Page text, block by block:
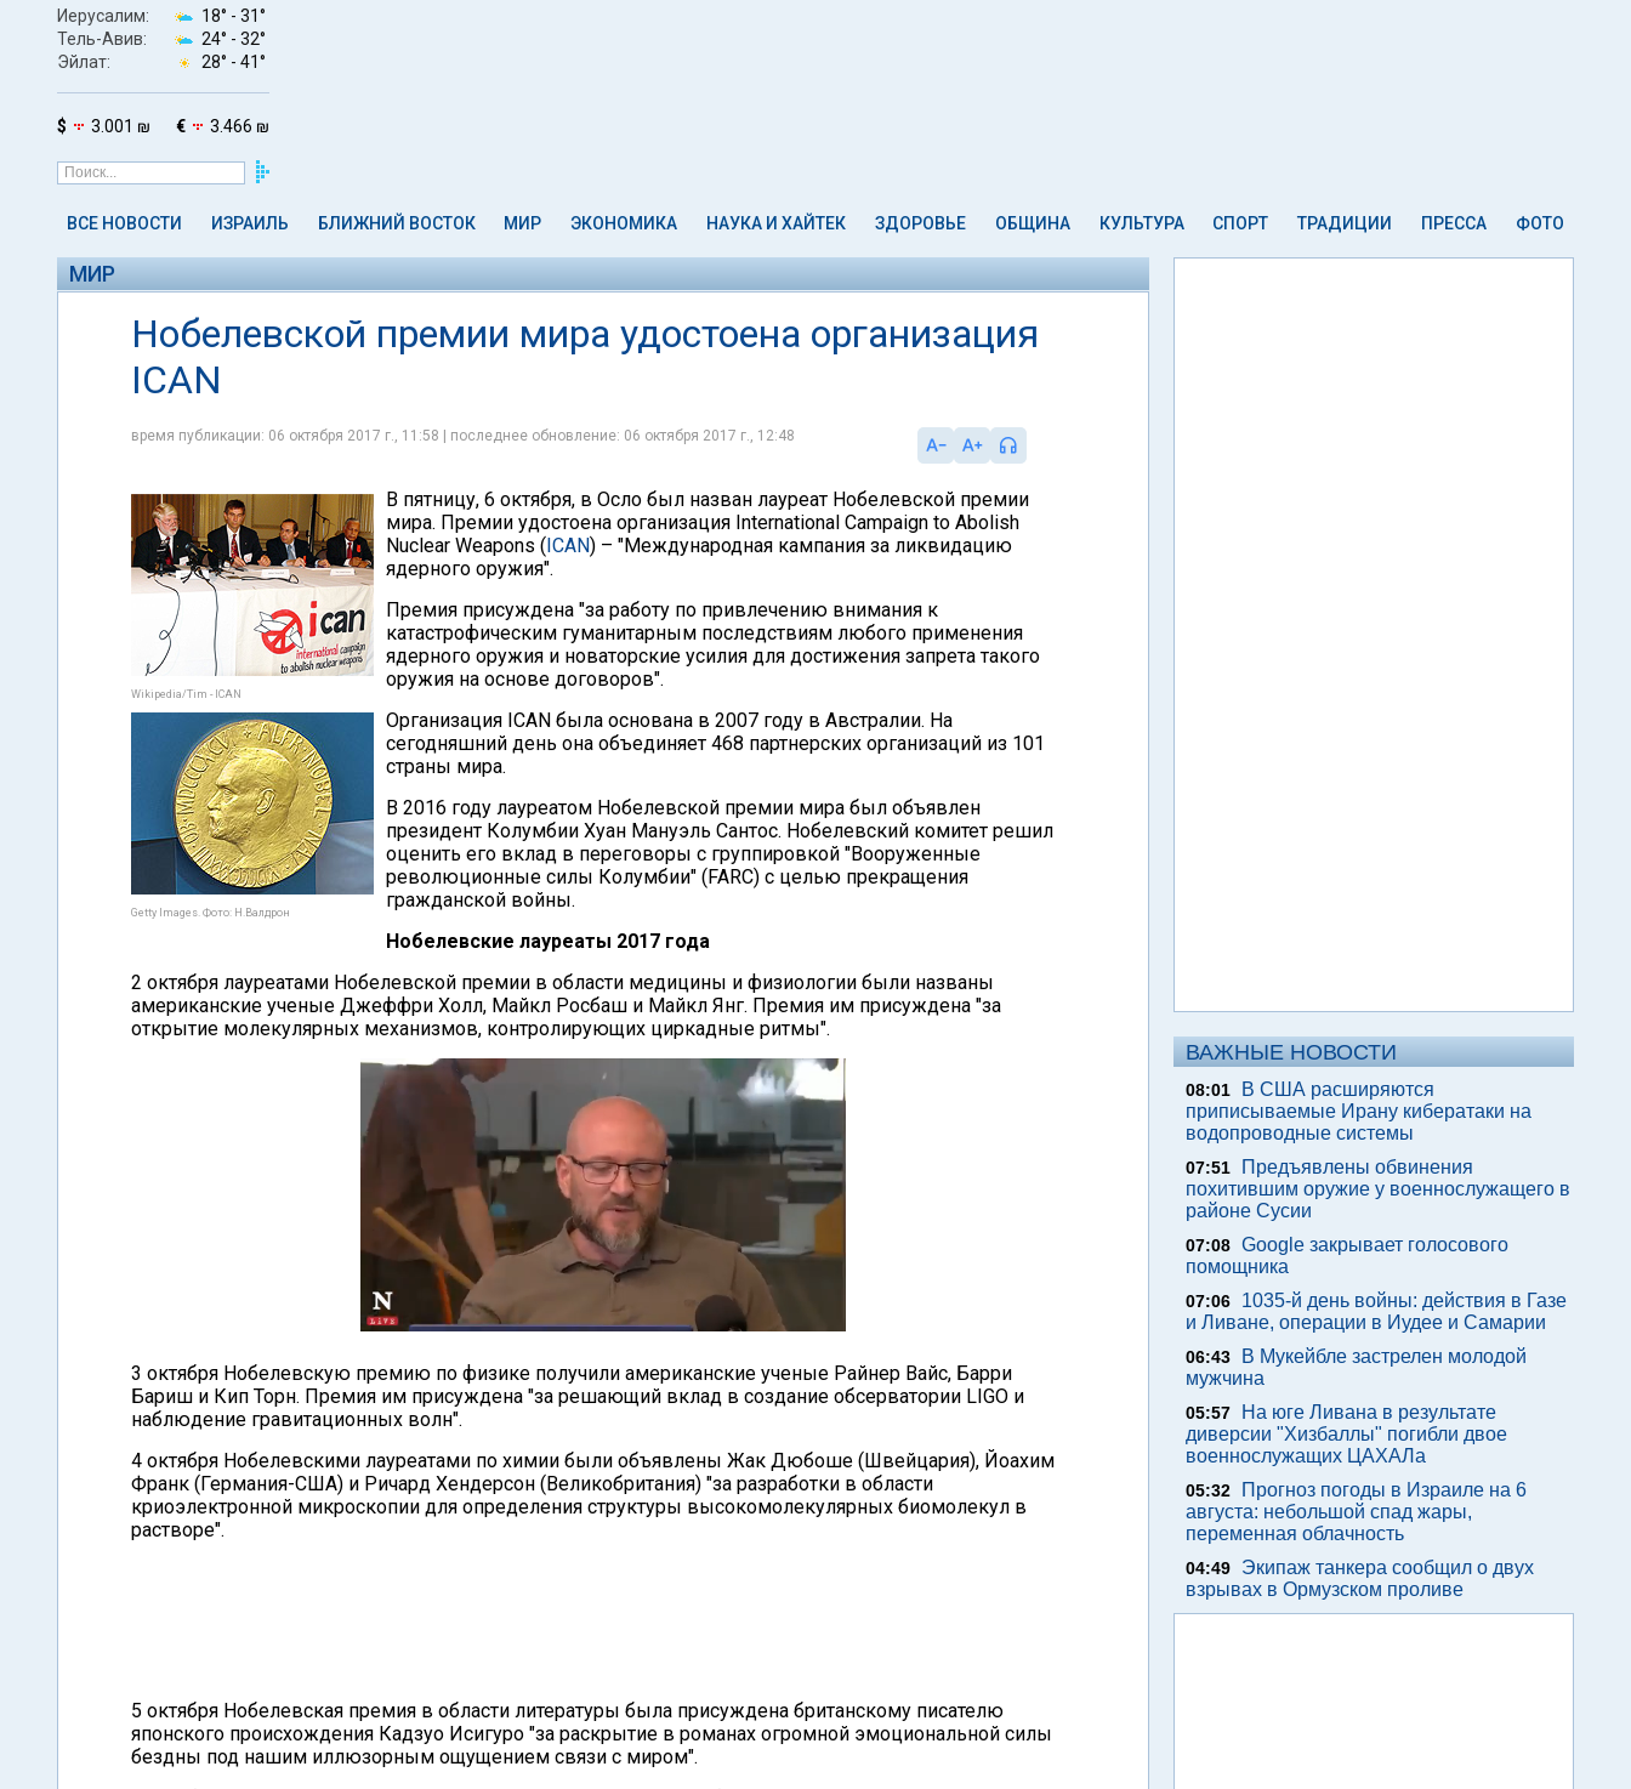
Иерусалим: 18° - 31°
Тель-Авив:
24° - 32°
Эйлат:
28° - 41°
$ 3.001 ₪ € 3.466 ₪
ВСЕ НОВОСТИ ИЗРАИЛЬ БЛИЖНИЙ ВОСТОК МИР ЭКОНОМИКА НАУКА И ХАЙТЕК ЗДОРОВЬЕ ОБЩИНА КУЛЬТУРА СПОРТ ТРАДИЦИИ ПРЕССА ФОТО
МИР
Нобелевской премии мира удостоена организация
ICAN
время публикации: 06 октября 2017 г., 11:58 | последнее обновление: 06 октября 2017 г., 12:48
Wikipedia/Tim - ICAN
Getty Images. Фото: Н.Валдрон
В пятницу, 6 октября, в Осло был назван лауреат Нобелевской премии
мира. Премии удостоена организация International Campaign to Abolish
Nuclear Weapons (ICAN) – "Международная кампания за ликвидацию
ядерного оружия".
Премия присуждена "за работу по привлечению внимания к
катастрофическим гуманитарным последствиям любого применения
ядерного оружия и новаторские усилия для достижения запрета такого
оружия на основе договоров".
Организация ICAN была основана в 2007 году в Австралии. На
сегодняшний день она объединяет 468 партнерских организаций из 101
страны мира.
В 2016 году лауреатом Нобелевской премии мира был объявлен
президент Колумбии Хуан Мануэль Сантос. Нобелевский комитет решил
оценить его вклад в переговоры с группировкой "Вооруженные
революционные силы Колумбии" (FARC) с целью прекращения
гражданской войны.
Нобелевские лауреаты 2017 года
2 октября лауреатами Нобелевской премии в области медицины и физиологии были названы
американские ученые Джеффри Холл, Майкл Росбаш и Майкл Янг. Премия им присуждена "за
открытие молекулярных механизмов, контролирующих циркадные ритмы".
3 октября Нобелевскую премию по физике получили американские ученые Райнер Вайс, Барри
Бариш и Кип Торн. Премия им присуждена "за решающий вклад в создание обсерватории LIGO и
наблюдение гравитационных волн".
4 октября Нобелевскими лауреатами по химии были объявлены Жак Дюбоше (Швейцария), Йоахим
Франк (Германия-США) и Ричард Хендерсон (Великобритания) "за разработки в области
криоэлектронной микроскопии для определения структуры высокомолекулярных биомолекул в
растворе".
5 октября Нобелевская премия в области литературы была присуждена британскому писателю
японского происхождения Кадзуо Исигуро "за раскрытие в романах огромной эмоциональной силы
бездны под нашим иллюзорным ощущением связи с миром".
ВАЖНЫЕ НОВОСТИ
08:01
В США расширяются
приписываемые Ирану кибератаки на
водопроводные системы
07:51
Предъявлены обвинения
похитившим оружие у военнослужащего в
районе Сусии
07:08 Google закрывает голосового
помощника
07:06
1035-й день войны: действия в Газе
и Ливане, операции в Иудее и Самарии
06:43
В Мукейбле застрелен молодой
мужчина
05:57
На юге Ливана в результате
диверсии "Хизбаллы" погибли двое
военнослужащих ЦАХАЛа
05:32
Прогноз погоды в Израиле на 6
августа: небольшой спад жары,
переменная облачность
04:49
Экипаж танкера сообщил о двух
взрывах в Ормузском проливе